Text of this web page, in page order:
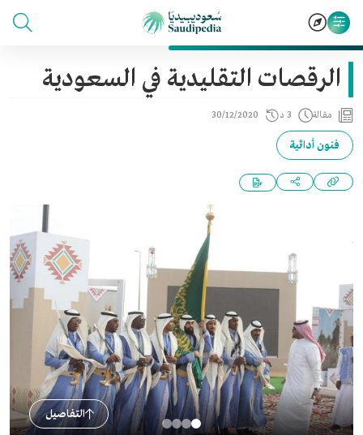
الرقصات التقليدية في السعودية
مقالة 3 د 30/12/2020
فنون أدائية
التفاصيل